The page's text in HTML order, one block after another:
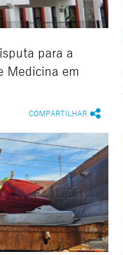
para a
Medicina em
COMPARTILHAR